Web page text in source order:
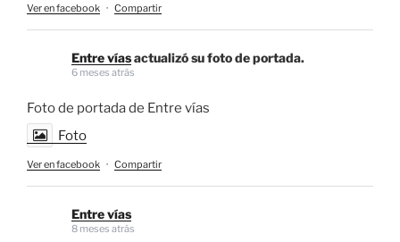
Ver en facebook · Compartir
Entre víasactualizó su foto de portada.
6 meses atrás
Foto de portada de Entre vías
Foto
Ver en facebook · Compartir
Entre vías
8 meses atrás